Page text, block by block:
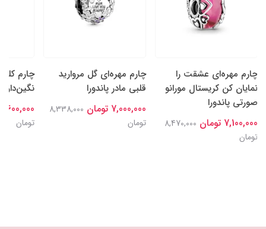
چارم مهره‌ای عشقت را
نمایان کن کریستال مورانو
صورتی پاندورا
7,100,000 تومان
8,470,000
تومان
چارم مهره‌ای گل‌ مروارید
قلبی مادر پاندورا
7,000,000 تومان
8,338,000
تومان
چارم
نگین‌دار
7,600,000
تومان